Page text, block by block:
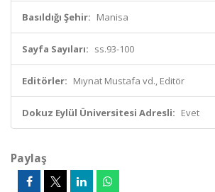
Basıldığı Şehir: Manisa
Sayfa Sayıları: ss.93-100
Editörler: Mıynat Mustafa vd., Editör
Dokuz Eylül Üniversitesi Adresli: Evet
Paylaş